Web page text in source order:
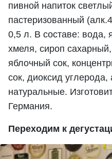
пивной напиток
пастеризованный
0,5 л. В составе: вода,
хмеля, сироп
яблочный сок,
сок, диоксид углерода,
натуральные.
Германия.
Переходим к